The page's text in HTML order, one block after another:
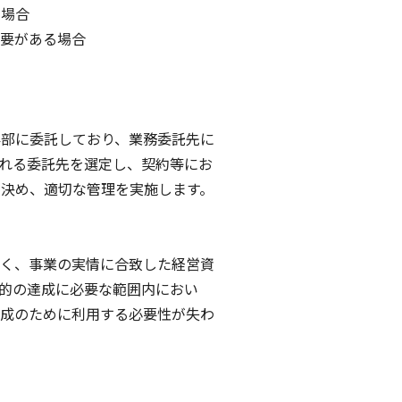
合
がある場合
に委託しており、業務委託先に
る委託先を選定し、契約等にお
、適切な管理を実施します。
、事業の実情に合致した経営資
の達成に必要な範囲内におい
のために利用する必要性が失わ